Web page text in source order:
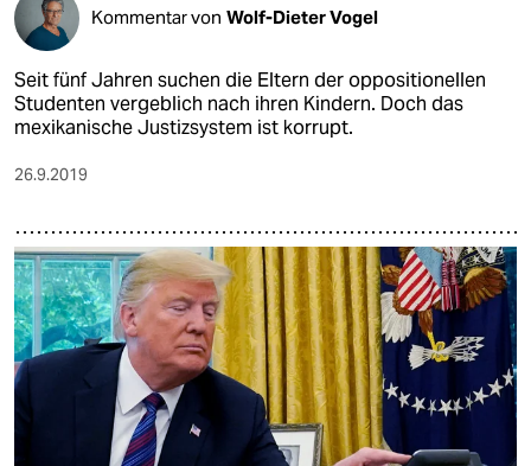
Kommentar von Wolf-Dieter Vogel
Seit fünf Jahren suchen die Eltern der oppositionellen
Studenten vergeblich nach ihren Kindern. Doch das
mexikanische Justizsystem ist korrupt.
26.9.2019